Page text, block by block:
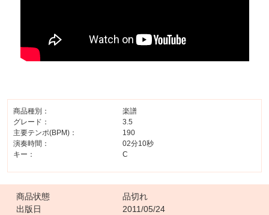
商品種別：
楽譜
グレード：
3.5
主要テンポ(BPM)：
190
演奏時間：
02分10秒
キー：
C
商品状態
品切れ
出版日
2011/05/24